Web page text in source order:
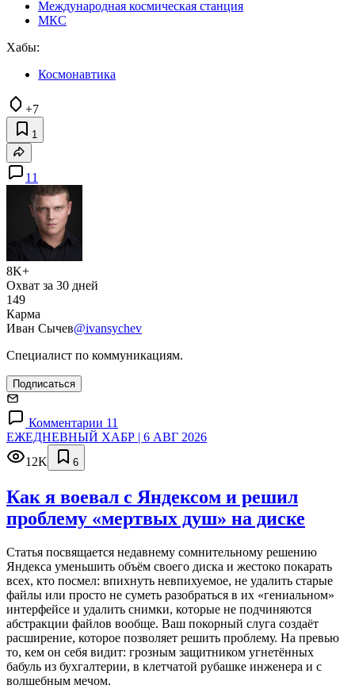
Международная космическая станция
МКС
Хабы:
Космонавтика
+7
1
11
8K+
Охват за 30 дней
149
Карма
Иван Сычев@ivansychev
Специалист по коммуникациям.
Подписаться
Комментарии 11
ЕЖЕДНЕВНЫЙ ХАБР | 6 АВГ 2026
12K
6
Как я воевал с Яндексом и решил
проблему «мертвых душ» на диске
Статья посвящается недавнему сомнительному решению
Яндекса уменьшить объём своего диска и жестоко покарать
всех, кто посмел: впихнуть невпихуемое, не удалить старые
файлы или просто не суметь разобраться в их «гениальном»
интерфейсе и удалить снимки, которые не подчиняются
абстракции файлов вообще. Ваш покорный слуга создаёт
расширение, которое позволяет решить проблему. На превью
то, кем он себя видит: грозным защитником угнетённых
бабуль из бухгалтерии, в клетчатой рубашке инженера и с
волшебным мечом.